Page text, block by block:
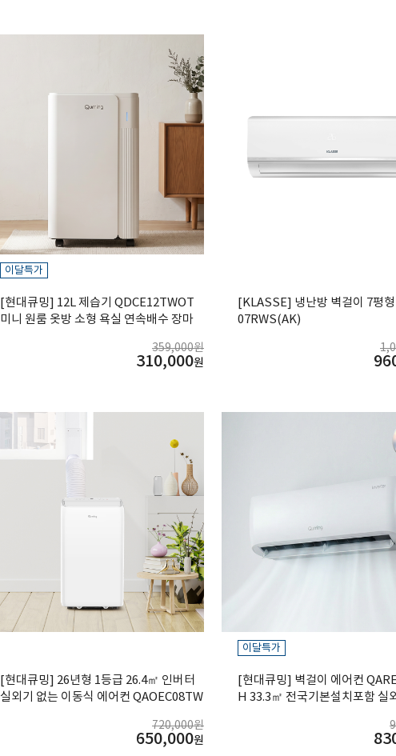
이달특가
[현대큐밍] 12L 제습기 QDCE12TWOT
미니 원룸 옷방 소형 욕실 연속배수 장마
359,000원
310,000원
[KLASSE] 냉난방 벽걸이 7평
07RWS(AK)
[현대큐밍] 26년형 1등급 26.4㎡ 인버터
실외기 없는 이동식 에어컨 QAOEC08TW
720,000원
650,000원
이달특가
[현대큐밍] 벽걸이 에어컨
H 33.3㎡ 전국기본설치포함 실